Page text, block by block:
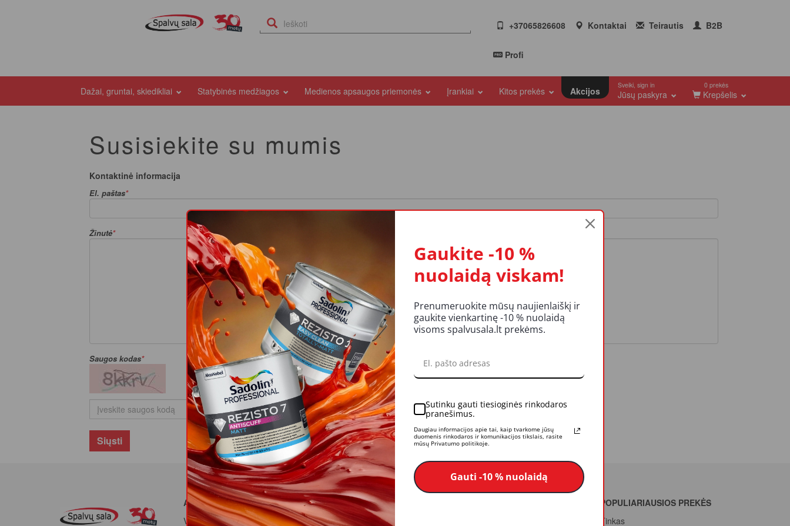
+37065826608 Kontaktai Teirautis B2B
Profi
Dažai, gruntai, skiedikliai Statybinės medžiagos Medienos apsaugos priemonės Įrankiai Kitos prekės Akcijos
Sveiki, sign in
Jūsų paskyra
0 prekės
Krepšelis
Susisiekite su mumis
Kontaktinė informacija
El. paštas
Žinutė
Saugos kodas
Siųsti
APIE MUS
Veikla
PASLAUGOS
Papildomos paslaugos
POPULIARIAUSIOS PREKĖS
Tinkas
Gaukite -10 %
nuolaidą viskam!
Prenumeruokite mūsų naujienlaiškį ir
gaukite vienkartinę -10 % nuolaidą
visoms spalvusala.lt prekėms.
Sutinku gauti tiesioginės rinkodaros
pranešimus.
Daugiau informacijos apie tai, kaip tvarkome jūsų
duomenis rinkodaros ir komunikacijos tikslais, rasite
mūsų Privatumo politikoje.
Gauti -10 % nuolaidą